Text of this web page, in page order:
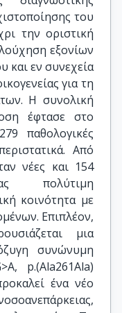
του
την οριστική
εξονίων
και εν συνεχεία
για τη
Η συνολική
έφτασε στο
παθολογικές
Από
νέες και 154
πολύτιμη
κοινότητα με
Επιπλέον,
μια
συνώνυμη
p.(Ala261Ala)
ένα νέο